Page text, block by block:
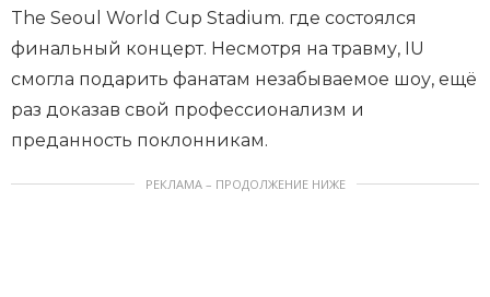
The Seoul World Cup Stadium. где состоялся
финальный концерт. Несмотря на травму, IU
смогла подарить фанатам незабываемое шоу, ещё
раз доказав свой профессионализм и
преданность поклонникам.
РЕКЛАМА – ПРОДОЛЖЕНИЕ НИЖЕ